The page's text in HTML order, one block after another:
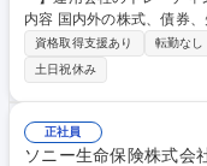
内容 国内外の株式、債券
レーディング業務および同サポート業務 【具体
ドマネージャーからの依頼
取引の検証確認および分
基本的に裁量権はなく、
正確・迅速に発注することが任務です。 募集職種
社のトレーディング業務/
資格取得支援あり 転勤なし
土日祝休み
正社員
ソニー生命保険株式会